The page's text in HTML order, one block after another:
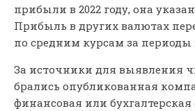
прибыли в 2022 году, она
Прибыль в других валютах
по средним курсам за периоды
За источники для выявления
брались опубликованная
финансовая или бухгалтерская